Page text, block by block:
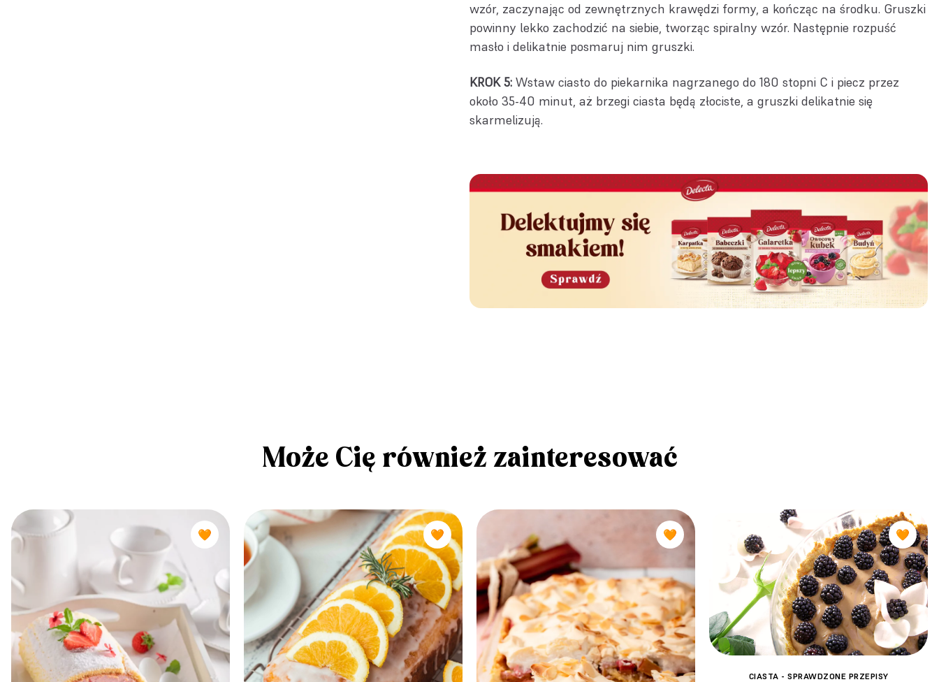
wzór, zaczynając od zewnętrznych krawędzi formy, a kończąc na środku. Gruszki
powinny lekko zachodzić na siebie, tworząc spiralny wzór. Następnie rozpuść
masło i delikatnie posmaruj nim gruszki.
KROK 5: Wstaw ciasto do piekarnika nagrzanego do 180 stopni C i piecz przez
około 35-40 minut, aż brzegi ciasta będą złociste, a gruszki delikatnie się
skarmelizują.
Może Cię również zainteresować
🧡 🧡 🧡 🧡
CIASTA - SPRAWDZONE PRZEPISY